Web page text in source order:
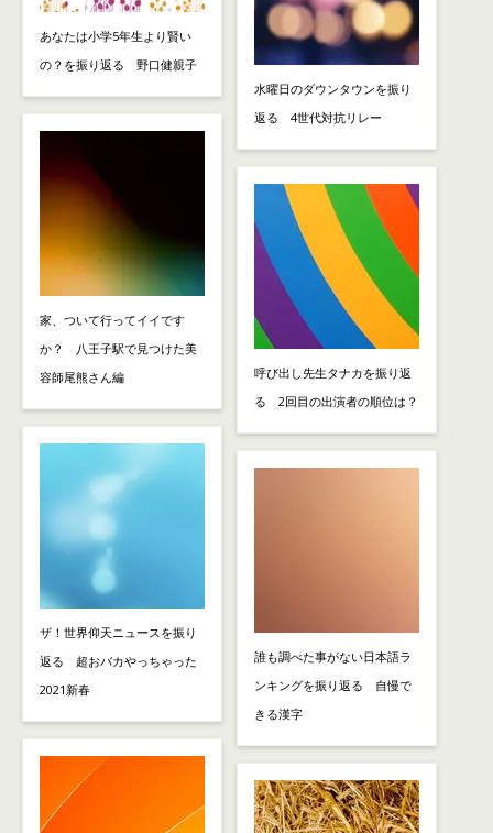
あなたは小学5年生より賢い
の？を振り返る 野口健親子
家、ついて行ってイイです
か？ 八王子駅で見つけた美
容師尾熊さん編
ザ！世界仰天ニュースを振り
返る 超おバカやっちゃった
2021新春
水曜日のダウンタウンを振り
返る 4世代対抗リレー
呼び出し先生タナカを振り返
る 2回目の出演者の順位は？
誰も調べた事がない日本語ラ
ンキングを振り返る 自慢で
きる漢字